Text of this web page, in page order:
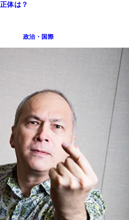
体は？
政治・国際